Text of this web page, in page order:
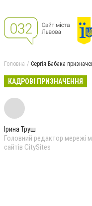
Головна Сергія Бабака
КАДРОВІ ПРИЗНАЧЕННЯ
Ірина Труш
Головний редактор мережі
сайтів CitySites